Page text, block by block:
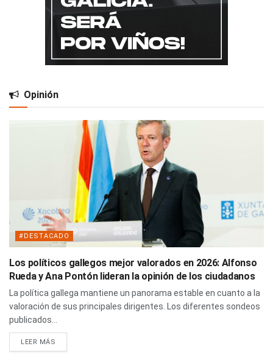
Opinión
#DESTACADO
Los políticos gallegos mejor valorados en 2026: Alfonso
Rueda y Ana Pontón lideran la opinión de los ciudadanos
La política gallega mantiene un panorama estable en cuanto a la
valoración de sus principales dirigentes. Los diferentes sondeos
publicados...
LEER MÁS